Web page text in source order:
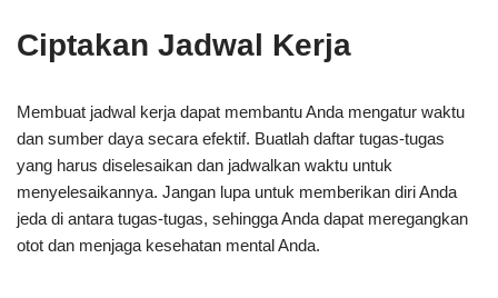
Ciptakan Jadwal Kerja
Membuat jadwal kerja dapat membantu Anda mengatur waktu
dan sumber daya secara efektif. Buatlah daftar tugas-tugas
yang harus diselesaikan dan jadwalkan waktu untuk
menyelesaikannya. Jangan lupa untuk memberikan diri Anda
jeda di antara tugas-tugas, sehingga Anda dapat meregangkan
otot dan menjaga kesehatan mental Anda.